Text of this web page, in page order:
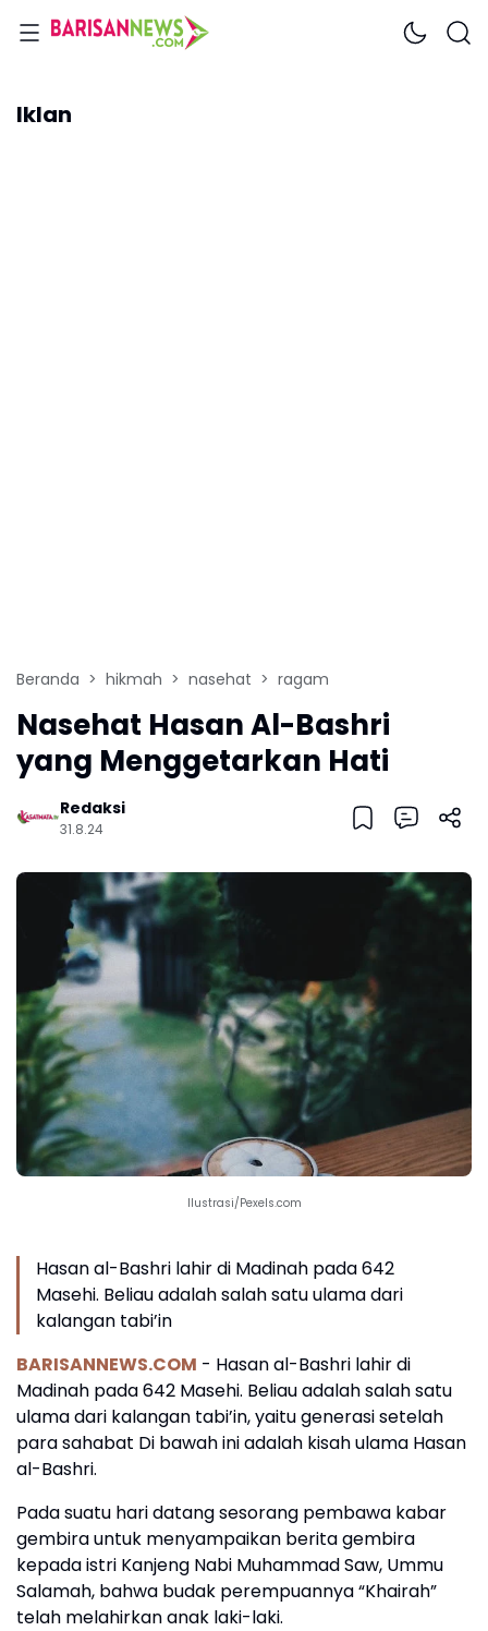
Iklan
Beranda hikmah nasehat ragam
Nasehat Hasan Al-Bashri
yang Menggetarkan Hati
Redaksi
31.8.24
Ilustrasi/Pexels.com
Hasan al-Bashri lahir di Madinah pada 642
Masehi. Beliau adalah salah satu ulama dari
kalangan tabi’in
BARISANNEWS.COM - Hasan al-Bashri lahir di
Madinah pada 642 Masehi. Beliau adalah salah satu
ulama dari kalangan tabi’in, yaitu generasi setelah
para sahabat Di bawah ini adalah kisah ulama Hasan
al-Bashri.
Pada suatu hari datang sesorang pembawa kabar
gembira untuk menyampaikan berita gembira
kepada istri Kanjeng Nabi Muhammad Saw, Ummu
Salamah, bahwa budak perempuannya “Khairah”
telah melahirkan anak laki-laki.